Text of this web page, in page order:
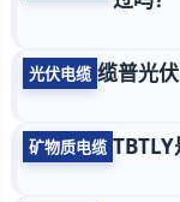
光伏电缆 缆普光
矿物质电缆